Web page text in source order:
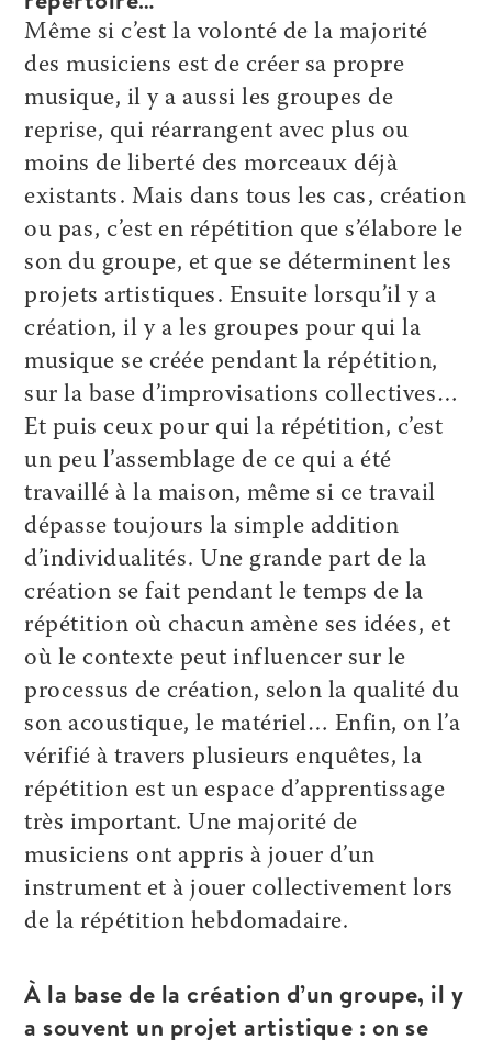
Même si c’est la volonté de la majorité
des musiciens est de créer sa propre
musique, il y a aussi les groupes de
reprise, qui réarrangent avec plus ou
moins de liberté des morceaux déjà
existants. Mais dans tous les cas, création
ou pas, c’est en répétition que s’élabore le
son du groupe, et que se déterminent les
projets artistiques. Ensuite lorsqu’il y a
création, il y a les groupes pour qui la
musique se créée pendant la répétition,
sur la base d’improvisations collectives…
Et puis ceux pour qui la répétition, c’est
un peu l’assemblage de ce qui a été
travaillé à la maison, même si ce travail
dépasse toujours la simple addition
d’individualités. Une grande part de la
création se fait pendant le temps de la
répétition où chacun amène ses idées, et
où le contexte peut influencer sur le
processus de création, selon la qualité du
son acoustique, le matériel… Enfin, on l’a
vérifié à travers plusieurs enquêtes, la
répétition est un espace d’apprentissage
très important. Une majorité de
musiciens ont appris à jouer d’un
instrument et à jouer collectivement lors
de la répétition hebdomadaire.
À la base de la création d’un groupe, il y
a souvent un projet artistique : on se